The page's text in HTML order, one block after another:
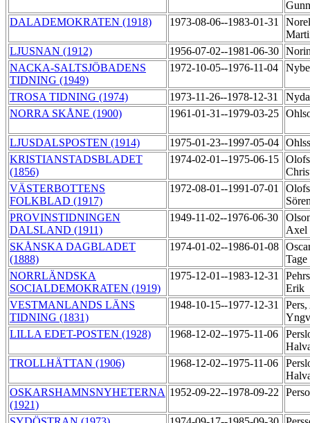
DALADEMOKRATEN (1918)
1973-08-06--1983-01-31
LJUSNAN (1912)
1956-07-02--1981-06-30
NACKA-SALTSJÖBADENS
TIDNING (1949)
1972-10-05--1976-11-04
TROSA TIDNING (1974) 1973-11-26--1978-12-31
NORRA SKÅNE (1900)
1961-01-31--1979-03-25
LJUSDALSPOSTEN (1914) 1975-01-23--1997-05-04
KRISTIANSTADSBLADET
(1856)
1974-02-01--1975-06-15
VÄSTERBOTTENS
FOLKBLAD (1917)
1972-08-01--1991-07-01
PROVINSTIDNINGEN
DALSLAND (1911)
1949-11-02--1976-06-30
Axel
SKÅNSKA DAGBLADET
(1888)
1974-01-02--1986-01-08
Tage
NORRLÄNDSKA
SOCIALDEMOKRATEN (1919)
1975-12-01--1983-12-31
Erik
VESTMANLANDS LÄNS
TIDNING (1831)
1948-10-15--1977-12-31
LILLA EDET-POSTEN (1928)
1968-12-02--1975-11-06
TROLLHÄTTAN (1906)
1968-12-02--1975-11-06
OSKARSHAMNSNYHETERNA
(1921)
1952-09-22--1978-09-22